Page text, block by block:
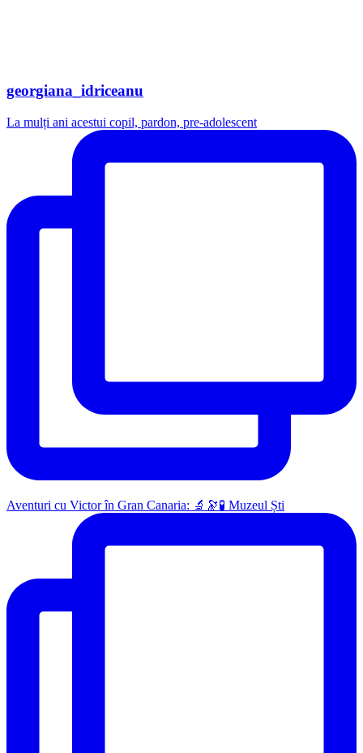
georgiana_idriceanu
La mulți ani acestui copil, pardon, pre-adolescent
Aventuri cu Victor în Gran Canaria: 🔬🔭🧪 Muzeul Ști